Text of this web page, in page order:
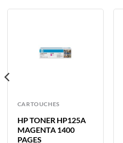
CARTOUCHES
HP TONER HP125A
MAGENTA 1400
PAGES